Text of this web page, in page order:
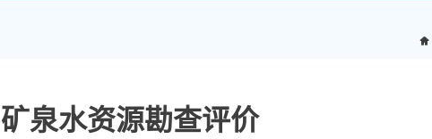

矿泉水资源勘查评价